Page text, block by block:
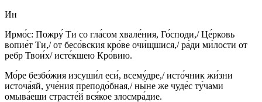
Ин
Ирмо́с: Пожру́ Ти со гла́сом хвале́ния, Го́споди,/ Це́рковь
вопие́т Ти,/ от бесо́вския кро́ве очи́щшися,/ ра́ди ми́лости от
ребр Твои́х/ исте́кшею Кро́вию.
Мо́ре безбо́жия изсуши́л еси́, всему́дре,/ исто́чник жи́зни
источа́яй, уче́ния преподо́бная,/ ны́не же чуде́с ту́чами
омыва́еши страсте́й вся́кое злосмра́дие.